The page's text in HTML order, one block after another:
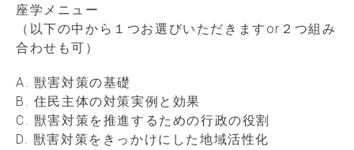
座学メニュー
（以下の中から１つお選びいただきますor２つ組み
合わせも可）
A. 獣害対策の基礎
B. 住民主体の対策実例と効果
C. 獣害対策を推進するための行政の役割
D. 獣害対策をきっかけにした地域活性化